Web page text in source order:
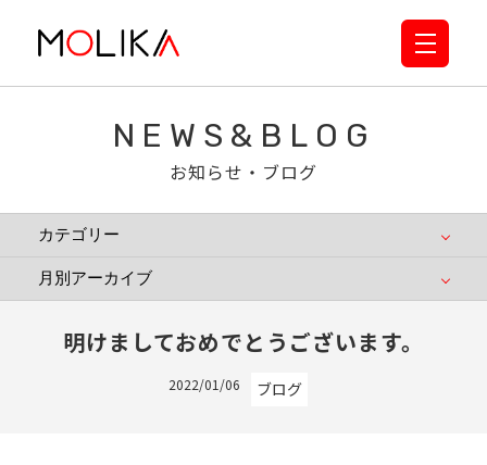
NEWS&BLOG
お知らせ・ブログ
明けましておめでとうございます。
2022/01/06 ブログ